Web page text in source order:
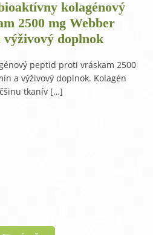
kolagénový
2500 mg Webber
doplnok
peptid proti vráskam 2500
a výživový doplnok. Kolagén
tkanív […]